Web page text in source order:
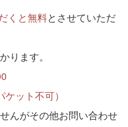
くと無料とさせていただ
ります。
ット不可）
んがその他お問い合わせ